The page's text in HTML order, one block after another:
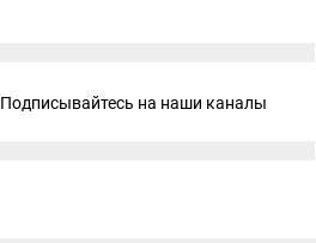
Подписывайтесь на наши каналы